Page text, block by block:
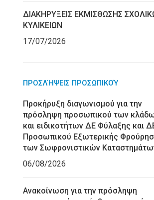
ΔΙΑΚΗΡΥΞΕΙΣ ΕΚΜΙΣΘΩΣΗΣ
ΚΥΛΙΚΕΙΩΝ
17/07/2026
ΠΡΟΣΛΉΨΕΙΣ ΠΡΟΣΩΠΙΚΟΎ
Προκήρυξη διαγωνισμού για την
πρόσληψη προσωπικού των
και ειδικοτήτων ΔΕ Φύλαξης και
Προσωπικού Εξωτερικής
των Σωφρονιστικών
06/08/2026
Ανακοίνωση για την πρόσληψη